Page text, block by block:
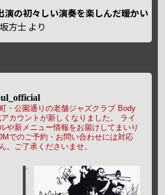
演の初々しい演奏を楽しんだ暖かい
方士 より
・公園通りの老舗ジャズクラブ Body
カウントが新しくなりました。
ライ
や新メニュー情報をお届けしてまいり
でのご予約・お問い合わせには対応
。ご了承くださいませ。